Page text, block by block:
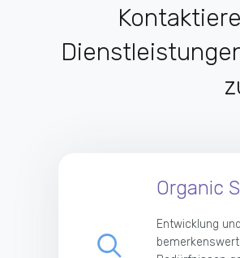
Organic
Entwicklung